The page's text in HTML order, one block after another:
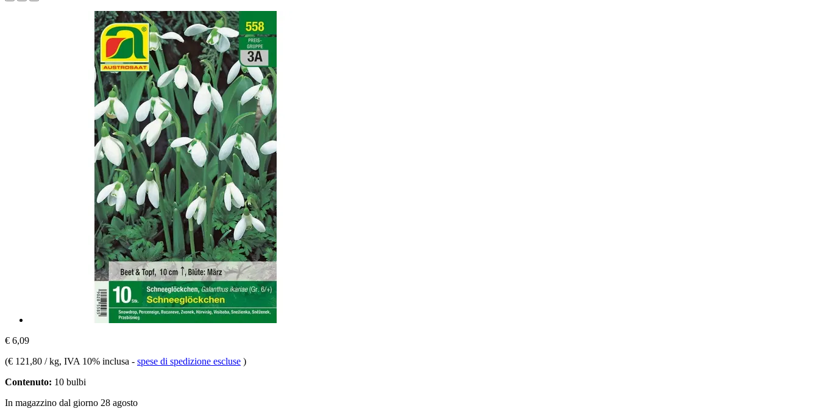
€ 6,09
(€ 121,80 / kg, IVA 10% inclusa - spese di spedizione escluse )
Contenuto: 10 bulbi
In magazzino dal giorno 28 agosto